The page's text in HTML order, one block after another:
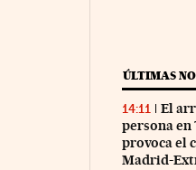
ÚLTIMAS
14:11
El
persona en
provoca el
Madrid-